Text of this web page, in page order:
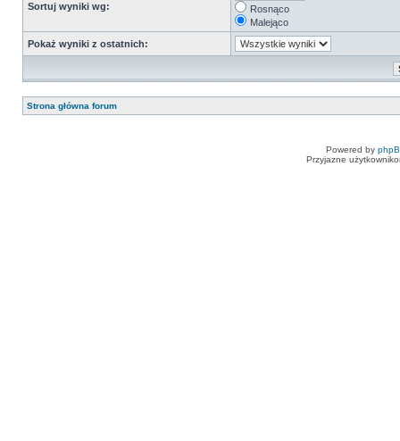
Sortuj wyniki wg:
Rosnąco
Malejąco
Pokaż wyniki z ostatnich:
Strona główna forum
Powered by
Przyjazne